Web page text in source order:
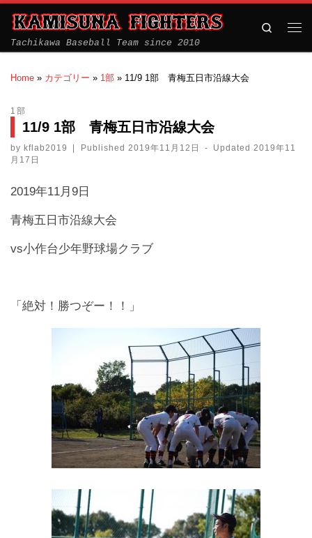
Tachikawa Baseball Team since 2010
Search
Home » カテゴリー » 1部 » 11/9 1部 青梅五日市沿線大会
1部
11/9 1部 青梅五日市沿線大会
by kflab2019 Published 2019年11月12日 - Updated 2019年11
月17日
2019年11月9日
青梅五日市沿線大会
vs小作台少年野球場クラブ
「絶対！勝つぞー！！」